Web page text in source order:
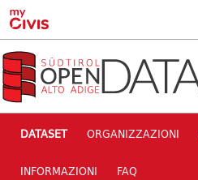
Skip to main content
DATASET ORGANIZZAZIONI
INFORMAZIONI FAQ